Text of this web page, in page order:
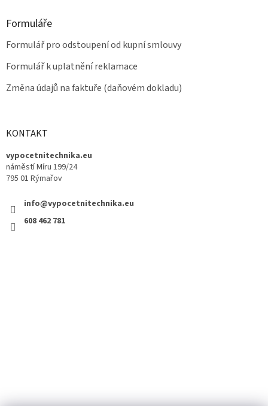
Formuláře
Formulář pro odstoupení od kupní smlouvy
Formulář k uplatnění reklamace
Změna údajů na faktuře (daňovém dokladu)
KONTAKT
vypocetnitechnika.eu
náměstí Míru 199/24
795 01 Rýmařov
info@vypocetnitechnika.eu
608 462 781